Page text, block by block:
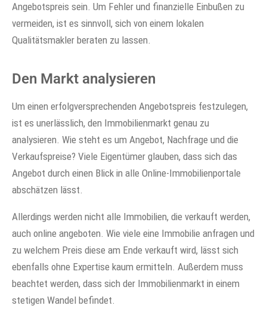
Angebotspreis sein. Um Fehler und finanzielle Einbußen zu
vermeiden, ist es sinnvoll, sich von einem lokalen
Qualitätsmakler beraten zu lassen.
Den Markt analysieren
Um einen erfolgversprechenden Angebotspreis festzulegen,
ist es unerlässlich, den Immobilienmarkt genau zu
analysieren. Wie steht es um Angebot, Nachfrage und die
Verkaufspreise? Viele Eigentümer glauben, dass sich das
Angebot durch einen Blick in alle Online-Immobilienportale
abschätzen lässt.
Allerdings werden nicht alle Immobilien, die verkauft werden,
auch online angeboten. Wie viele eine Immobilie anfragen und
zu welchem Preis diese am Ende verkauft wird, lässt sich
ebenfalls ohne Expertise kaum ermitteln. Außerdem muss
beachtet werden, dass sich der Immobilienmarkt in einem
stetigen Wandel befindet.